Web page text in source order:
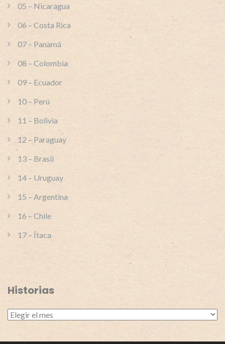
05 – Nicaragua
06 – Costa Rica
07 – Panamá
08 – Colombia
09 – Ecuador
10 – Perú
11 – Bolivia
12 – Paraguay
13 – Brasil
14 – Uruguay
15 – Argentina
16 – Chile
17 – Ítaca
Historias
Historias